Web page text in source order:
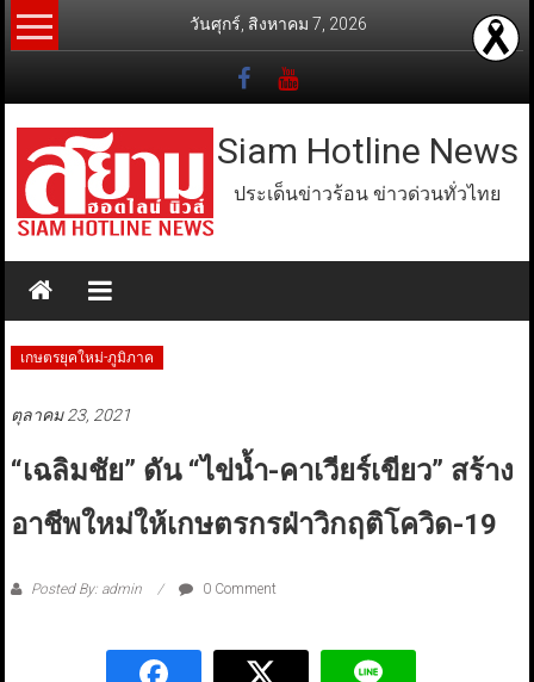
Skip
to
วันศุกร์, สิงหาคม 7, 2026
Siam Hotline News
ประเด็นข่าวร้อน ข่าวด่วนทั่วไทย
เกษตรยุคใหม่-ภูมิภาค
ตุลาคม 23, 2021
“เฉลิมชัย” ดัน “ไข่น้ำ-คาเวียร์เขียว” สร้าง
อาชีพใหม่ให้เกษตรกรฝ่าวิกฤติโควิด-19
Posted By: admin 0 Comment